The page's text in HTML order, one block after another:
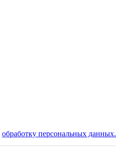
обработку персональных данных.